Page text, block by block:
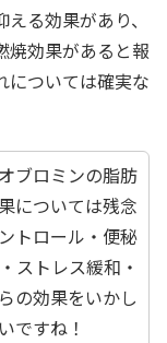
る効果があり、
焼効果があると報
については確実な
ブロミンの脂肪
については残念
トロール・便秘
ストレス緩和・
の効果をいかし
ですね！